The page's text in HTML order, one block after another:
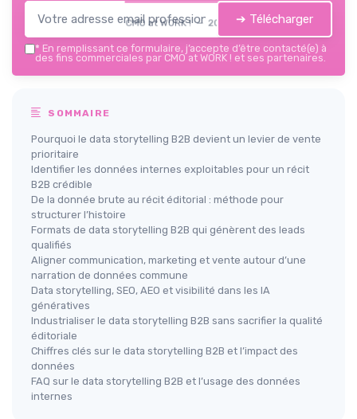
CMO at WORK ! — 2026 ➔ Télécharger
* En remplissant ce formulaire, j’accepte d’être contacté(e) à
des fins commerciales par CMO at WORK ! et ses partenaires.
SOMMAIRE
Pourquoi le data storytelling B2B devient un levier de vente
prioritaire
Identifier les données internes exploitables pour un récit
B2B crédible
De la donnée brute au récit éditorial : méthode pour
structurer l’histoire
Formats de data storytelling B2B qui génèrent des leads
qualifiés
Aligner communication, marketing et vente autour d’une
narration de données commune
Data storytelling, SEO, AEO et visibilité dans les IA
génératives
Industrialiser le data storytelling B2B sans sacrifier la qualité
éditoriale
Chiffres clés sur le data storytelling B2B et l’impact des
données
FAQ sur le data storytelling B2B et l’usage des données
internes